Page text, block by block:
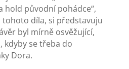
hold původní pohádce“,
tohoto díla, si představuju
byl mírně osvěžující,
kdyby se třeba do
Dora.